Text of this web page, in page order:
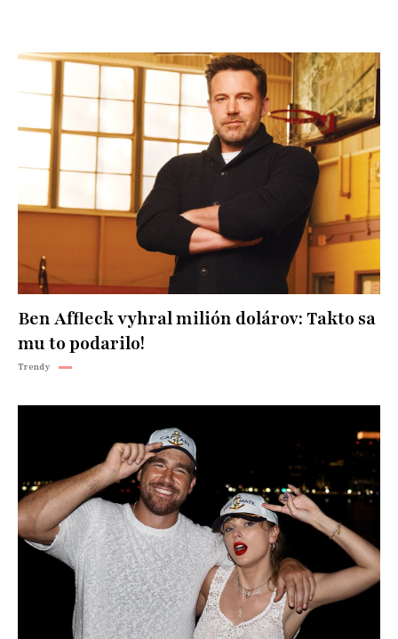
Ben Affleck vyhral milión dolárov: Takto sa
mu to podarilo!
Trendy